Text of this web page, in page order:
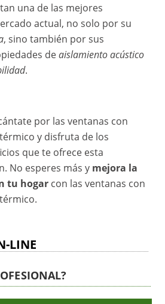
una de las mejores
actual, no solo por su
, sino también por sus
deaislamiento acústico
.
por las ventanas con
y disfruta de los
que te ofrece esta
No esperes más y mejora la
tu hogar con las ventanas con
LINE